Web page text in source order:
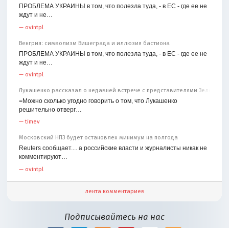
ПРОБЛЕМА УКРАИНЫ в том, что полезла туда, - в ЕС - где ее не
ждут и не…
— ovintpl
Венгрия: символизм Вишеграда и иллюзия бастиона
ПРОБЛЕМА УКРАИНЫ в том, что полезла туда, - в ЕС - где ее не
ждут и не…
— ovintpl
Лукашенко рассказал о недавней встрече с представителями
=Можно сколько угодно говорить о том, что Лукашенко
решительно отверг…
—timev
Московский НПЗ будет остановлен минимум на полгода
Reuters сообщает.... а российские власти и журналисты никак не
комментируют…
— ovintpl
лента комментариев
Подписывайтесь на нас